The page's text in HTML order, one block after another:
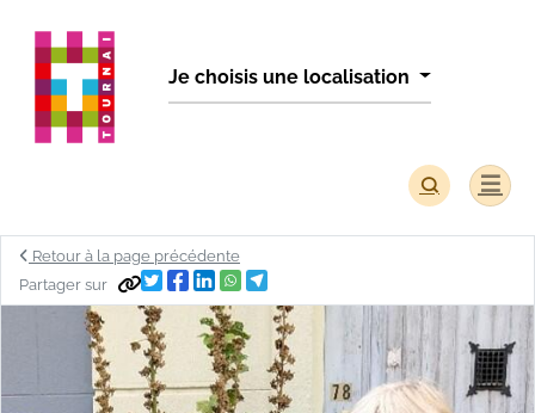
Je choisis une localisation
Retour à la page précédente
Partager sur